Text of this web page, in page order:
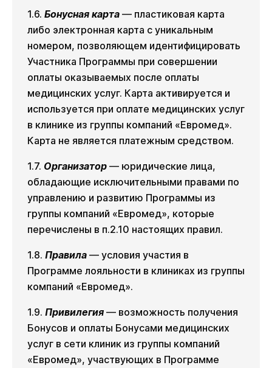
1.6. Бонусная карта — пластиковая карта
либо электронная карта с уникальным
номером, позволяющем идентифицировать
Участника Программы при совершении
оплаты оказываемых после оплаты
медицинских услуг. Карта активируется и
используется при оплате медицинских услуг
в клинике из группы компаний «Евромед».
Карта не является платежным средством.
1.7. Организатор — юридические лица,
обладающие исключительными правами по
управлению и развитию Программы из
группы компаний «Евромед», которые
перечислены в п.2.10 настоящих правил.
1.8. Правила — условия участия в
Программе лояльности в клиниках из группы
компаний «Евромед».
1.9. Привилегия — возможность получения
Бонусов и оплаты Бонусами медицинских
услуг в сети клиник из группы компаний
«Евромед», участвующих в Программе